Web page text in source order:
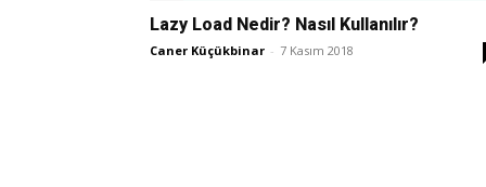
Lazy Load Nedir? Nasıl Kullanılır?
Caner Küçükbinar - 7 Kasım 2018